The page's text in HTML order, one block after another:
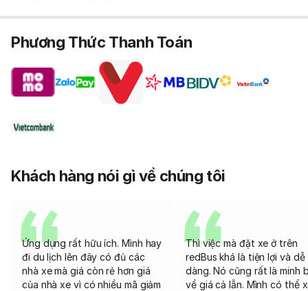
Phương Thức Thanh Toán
Khách hàng nói gì về chúng tôi
Ứng dụng rất hữu ích. Mình hay
đi du lịch lên đây có đủ các
nhà xe mà giá còn rẻ hơn giá
của nhà xe vì có nhiều mã giảm
Thì việc mà đặt xe ở trên
redBus khá là tiện lợi và dễ
dàng. Nó cũng rất là minh
về giá cả lẫn. Mình có thể